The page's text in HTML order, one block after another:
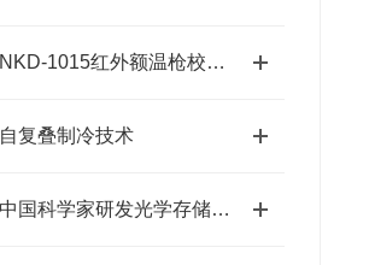
NKD-1015红外额温枪校准检测槽
自复叠制冷技术
中国科学家研发光学存储加解密技术